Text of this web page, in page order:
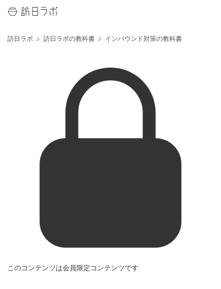
訪日ラボ 訪日ラボの教科書 インバウンド対策の教科書
このコンテンツは会員限定コンテンツです